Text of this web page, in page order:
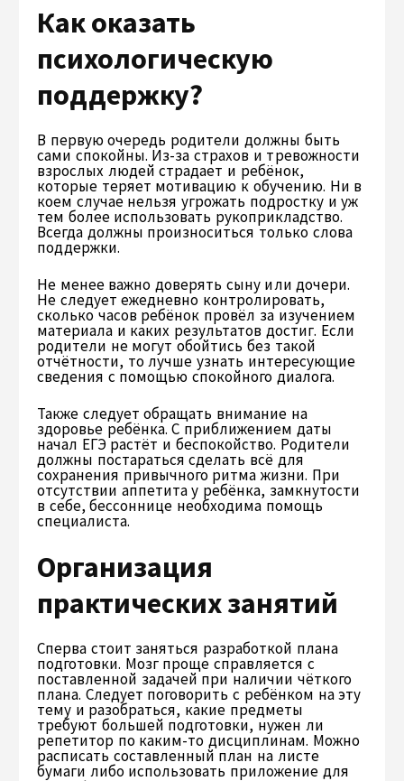
Как оказать
психологическую
поддержку?
В первую очередь родители должны быть
сами спокойны. Из-за страхов и тревожности
взрослых людей страдает и ребёнок,
которые теряет мотивацию к обучению. Ни в
коем случае нельзя угрожать подростку и уж
тем более использовать рукоприкладство.
Всегда должны произноситься только слова
поддержки.
Не менее важно доверять сыну или дочери.
Не следует ежедневно контролировать,
сколько часов ребёнок провёл за изучением
материала и каких результатов достиг. Если
родители не могут обойтись без такой
отчётности, то лучше узнать интересующие
сведения с помощью спокойного диалога.
Также следует обращать внимание на
здоровье ребёнка. С приближением даты
начал ЕГЭ растёт и беспокойство. Родители
должны постараться сделать всё для
сохранения привычного ритма жизни. При
отсутствии аппетита у ребёнка, замкнутости
в себе, бессоннице необходима помощь
специалиста.
Организация
практических занятий
Сперва стоит заняться разработкой плана
подготовки. Мозг проще справляется с
поставленной задачей при наличии чёткого
плана. Следует поговорить с ребёнком на эту
тему и разобраться, какие предметы
требуют большей подготовки, нужен ли
репетитор по каким-то дисциплинам. Можно
расписать составленный план на листе
бумаги либо использовать приложение для